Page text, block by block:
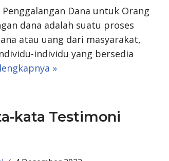
Dana untuk Orang
dana adalah suatu proses
atau uang dari masyarakat,
individu yang bersedia
»
kata Testimoni